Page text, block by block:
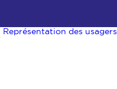
Représentation des usagers